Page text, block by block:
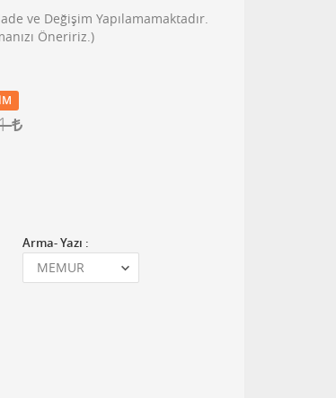
ve Değişim Yapılamamaktadır.
Öneririz.)
Arma- Yazı :